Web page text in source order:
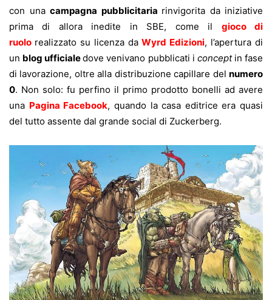
con una campagna pubblicitaria rinvigorita da iniziative
prima di allora inedite in SBE, come il gioco di
ruolo realizzato su licenza daWyrd Edizioni, l’apertura di
un blog ufficialedove venivano pubblicati i conceptin fase
di lavorazione, oltre alla distribuzione capillare del numero
0. Non solo: fu perfino il primo prodotto bonelli ad avere
una Pagina Facebook, quando la casa editrice era quasi
del tutto assente dal grande social di Zuckerberg.